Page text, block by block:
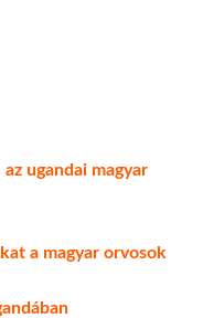
ugandai magyar
a magyar orvosok